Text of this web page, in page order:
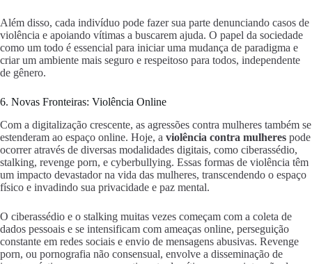
Além disso, cada indivíduo pode fazer sua parte denunciando casos de
violência e apoiando vítimas a buscarem ajuda. O papel da sociedade
como um todo é essencial para iniciar uma mudança de paradigma e
criar um ambiente mais seguro e respeitoso para todos, independente
de gênero.
6. Novas Fronteiras: Violência Online
Com a digitalização crescente, as agressões contra mulheres também se
estenderam ao espaço online. Hoje, a violência contra mulheres pode
ocorrer através de diversas modalidades digitais, como ciberassédio,
stalking, revenge porn, e cyberbullying. Essas formas de violência têm
um impacto devastador na vida das mulheres, transcendendo o espaço
físico e invadindo sua privacidade e paz mental.
O ciberassédio e o stalking muitas vezes começam com a coleta de
dados pessoais e se intensificam com ameaças online, perseguição
constante em redes sociais e envio de mensagens abusivas. Revenge
porn, ou pornografia não consensual, envolve a disseminação de